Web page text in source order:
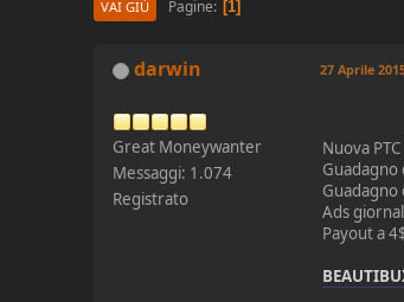
VAI GIÙ Pagine 1
darwin
Great Moneywanter
Messaggi: 1.074
Registrato
27 Aprile
Nuova PTC
Guadagno
Ads
Payout a